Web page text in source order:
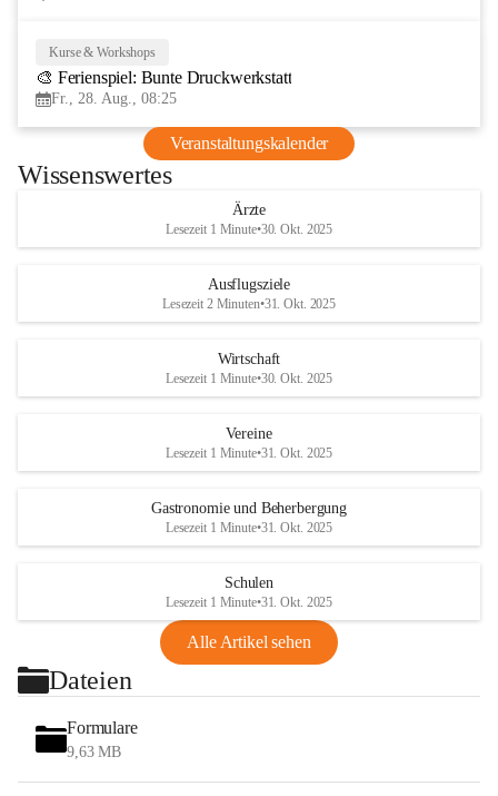
Kurse & Workshops
🎨 Ferienspiel: Bunte Druckwerkstatt
Fr., 28. Aug., 08:25
Veranstaltungskalender
Wissenswertes
Ärzte
Lesezeit 1 Minute•30. Okt. 2025
Ausflugsziele
Lesezeit 2 Minuten•31. Okt. 2025
Wirtschaft
Lesezeit 1 Minute•30. Okt. 2025
Vereine
Lesezeit 1 Minute•31. Okt. 2025
Gastronomie und Beherbergung
Lesezeit 1 Minute•31. Okt. 2025
Schulen
Lesezeit 1 Minute•31. Okt. 2025
Alle Artikel sehen
Dateien
Formulare
9,63 MB